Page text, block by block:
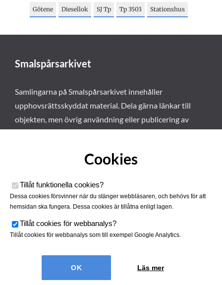
Götene Diesellok SJ Tp Tp 3503 Stationshus
Smalspårsarkivet
Samlingarna på Smalspårsarkivet innehåller
upphovsrättsskyddat material. Dela gärna länkar till
objekten, men övrig användning eller publicering av
Smalspårsarkivet drivs av
Tjustbygdens Järnvägsförening
Cookies
Tillåt funktionella cookies?
Dessa cookies försvinner när du stänger webbläsaren, och behövs för att
hemsidan ska fungera. Dessa cookies är tillåtna enligt lagen.
Tillåt cookies för webbanalys?
Tillåt cookies för webbanalys som till exempel Google Analytics.
Läs mer
Cookies